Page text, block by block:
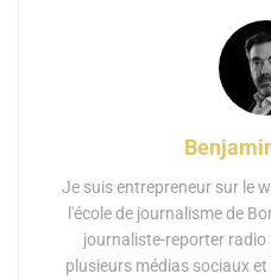
Je suis entrepreneur sur le
l'école de journalisme de
journaliste-reporter
plusieurs médias sociaux